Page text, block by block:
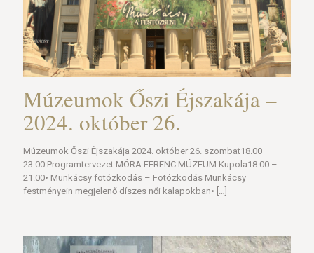
Múzeumok Őszi Éjszakája –
2024. október 26.
Múzeumok Őszi Éjszakája 2024. október 26. szombat18.00 –
23.00 Programtervezet MÓRA FERENC MÚZEUM Kupola18.00 –
21.00• Munkácsy fotózkodás – Fotózkodás Munkácsy
festményein megjelenő díszes női kalapokban• […]